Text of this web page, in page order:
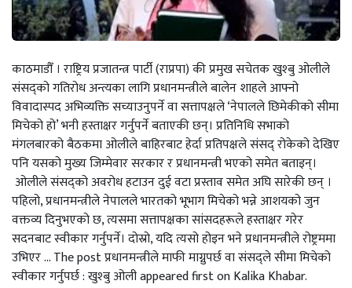
काठमाडौँ । राष्ट्रिय प्रजातन्त्र पार्टी (राप्रपा) की प्रमुख सचेतक खुश्बु ओलीले
संसद्को गतिरोध अन्त्यका लागि प्रधानमन्त्रीले बालेन शाहले आफ्नो
विवादास्पद अभिव्यक्ति सच्याउनुपर्ने वा सत्तापक्षले ‘नेपालले छिमेकीको सीमा
मिचेको हो’ भनी हस्ताक्षर गर्नुपर्ने बताएकी छन्। प्रतिनिधि सभाको
मंगलबारको बैठकमा ओलीले बाहिरबाट हेर्दा प्रतिपक्षले संसद् रोकेको देखिए
पनि यसको मुख्य जिम्मेवार सरकार र प्रधानमन्त्री भएको समेत बताइन्।
ओलीले संसद्को‌ अवरोध हटाउन दुई वटा प्रस्ताव समेत अघि सारेकी छन् ।
पहिलो, प्रधानमन्त्रीले नेपालले भारतको भूभाग मिचेको भन्ने आशयको जुन
वक्तव्य दिनुभएको छ, त्यसमा सत्तापक्षका सांसदहरूले हस्ताक्षर गरेर
सदनबाट स्वीकार गर्नुपर्ने। दोस्रो, यदि त्यसो होइन भने प्रधानमन्त्रीले रोष्ट्रममा
उभिएर ... The post प्रधानमन्त्रीले माफी माग्नुपर्छ वा संसद्‌ले सीमा मिचेको
स्वीकार गर्नुपर्छ : खुश्बु ओली appeared first on Kalika Khabar.